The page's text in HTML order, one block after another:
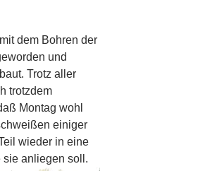
dem Bohren der
und
Trotz aller
trotzdem
Montag wohl
einiger
wieder in eine
sie anliegen soll.